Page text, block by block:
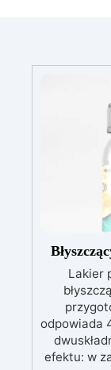
Lakier
odpowiada
efektu: w